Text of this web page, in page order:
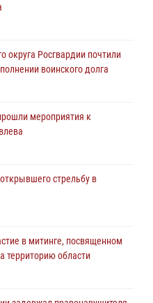
округа Росгвардии почтили
воинского долга
мероприятия к
стрельбу в
в митинге, посвященном
территорию области